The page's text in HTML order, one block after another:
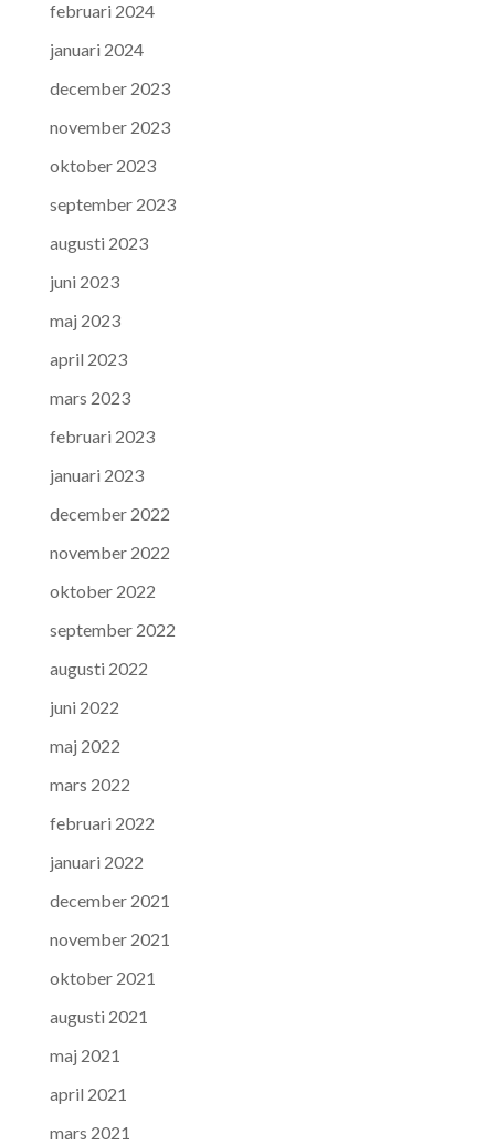
februari 2024
januari 2024
december 2023
november 2023
oktober 2023
september 2023
augusti 2023
juni 2023
maj 2023
april 2023
mars 2023
februari 2023
januari 2023
december 2022
november 2022
oktober 2022
september 2022
augusti 2022
juni 2022
maj 2022
mars 2022
februari 2022
januari 2022
december 2021
november 2021
oktober 2021
augusti 2021
maj 2021
april 2021
mars 2021